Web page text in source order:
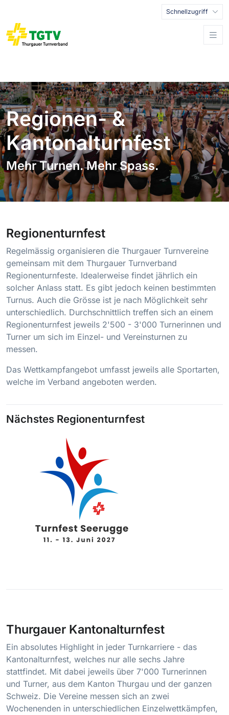
Schnellzugriff
Regionen- &
Kantonalturnfest
Mehr Turnen. Mehr Spass.
Regionenturnfest
Regelmässig organisieren die Thurgauer Turnvereine
gemeinsam mit dem Thurgauer Turnverband
Regionenturnfeste. Idealerweise findet jährlich ein
solcher Anlass statt. Es gibt jedoch keinen bestimmten
Turnus. Auch die Grösse ist je nach Möglichkeit sehr
unterschiedlich. Durchschnittlich treffen sich an einem
Regionenturnfest jeweils 2'500 - 3'000 Turnerinnen und
Turner um sich im Einzel- und Vereinsturnen zu
messen.
Das Wettkampfangebot umfasst jeweils alle Sportarten,
welche im Verband angeboten werden.
Nächstes Regionenturnfest
Thurgauer Kantonalturnfest
Ein absolutes Highlight in jeder Turnkarriere - das
Kantonalturnfest, welches nur alle sechs Jahre
stattfindet. Mit dabei jeweils über 7'000 Turnerinnen
und Turner, aus dem Kanton Thurgau und der ganzen
Schweiz. Die Vereine messen sich an zwei
Wochenenden in unterschiedlichen Einzelwettkämpfen,